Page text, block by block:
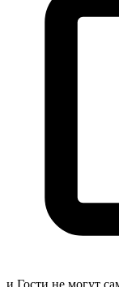
и Гости не могут